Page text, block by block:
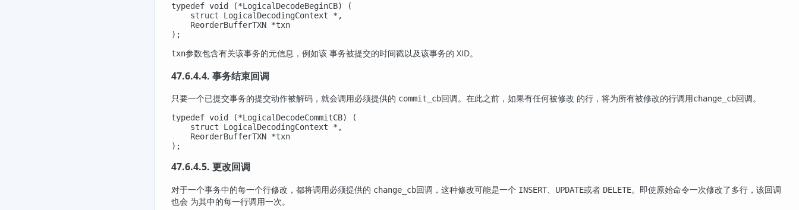
typedef void (*LogicalDecodeBeginCB) (
    struct LogicalDecodingContext *,
    ReorderBufferTXN *txn
);
txn参数包含有关该事务的元信息，例如该 事务被提交的时间戳以及该事务的 XID。
47.6.4.4. 事务结束回调
只要一个已提交事务的提交动作被解码，就会调用必须提供的 commit_cb回调。在此之前，如果有任何被修改 的行，将为所有被修改的行调用change_cb回调。
typedef void (*LogicalDecodeCommitCB) (
    struct LogicalDecodingContext *,
    ReorderBufferTXN *txn
);
47.6.4.5. 更改回调
对于一个事务中的每一个行修改，都将调用必须提供的 change_cb回调，这种修改可能是一个 INSERT UPDATE或者 DELETE。即使原始命令一次修改了多行，该回调
也会 为其中的每一行调用一次。